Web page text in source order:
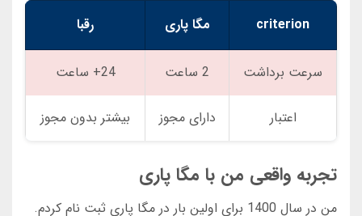
criterion مگا پاری رقبا
سرعت برداشت 2 ساعت 24+ ساعت
اعتبار دارای مجوز بیشتر بدون مجوز
تجربه واقعی من با مگا پاری
من در سال 1400 برای اولین بار در مگا پاری ثبت نام کردم.